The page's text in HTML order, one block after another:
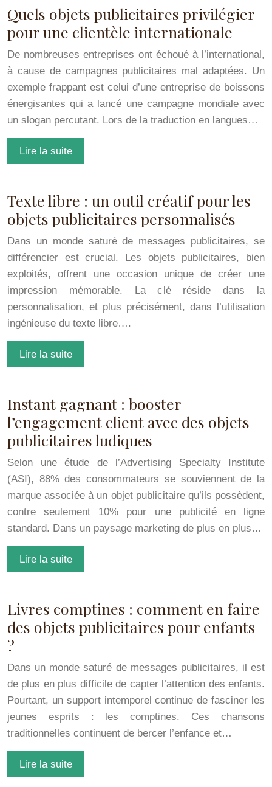
Quels objets publicitaires privilégier
pour une clientèle internationale
De nombreuses entreprises ont échoué à l’international,
à cause de campagnes publicitaires mal adaptées. Un
exemple frappant est celui d’une entreprise de boissons
énergisantes qui a lancé une campagne mondiale avec
un slogan percutant. Lors de la traduction en langues…
Lire la suite
Texte libre : un outil créatif pour les
objets publicitaires personnalisés
Dans un monde saturé de messages publicitaires, se
différencier est crucial. Les objets publicitaires, bien
exploités, offrent une occasion unique de créer une
impression mémorable. La clé réside dans la
personnalisation, et plus précisément, dans l’utilisation
ingénieuse du texte libre….
Lire la suite
Instant gagnant : booster
l’engagement client avec des objets
publicitaires ludiques
Selon une étude de l’Advertising Specialty Institute
(ASI), 88% des consommateurs se souviennent de la
marque associée à un objet publicitaire qu’ils possèdent,
contre seulement 10% pour une publicité en ligne
standard. Dans un paysage marketing de plus en plus…
Lire la suite
Livres comptines : comment en faire
des objets publicitaires pour enfants
?
Dans un monde saturé de messages publicitaires, il est
de plus en plus difficile de capter l’attention des enfants.
Pourtant, un support intemporel continue de fasciner les
jeunes esprits : les comptines. Ces chansons
traditionnelles continuent de bercer l’enfance et…
Lire la suite